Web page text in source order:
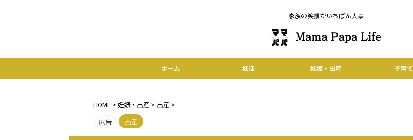
家族の笑顔がいちばん大事
ホーム 妊活 妊娠・出産 子育て
HOME > 妊娠・出産 > 出産 >
広告
出産